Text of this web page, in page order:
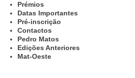
Prémios
Datas Importantes
Pré-inscrição
Contactos
Pedro Matos
Edições Anteriores
Mat-Oeste